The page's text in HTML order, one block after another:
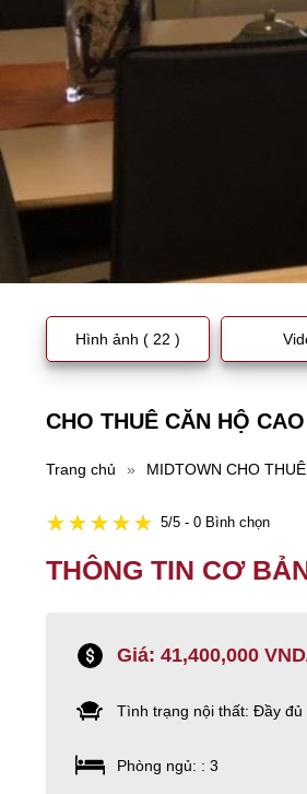
Hình ảnh ( 22 )
CHO THUÊ CĂN HỘ
Trang chủ » MIDTOWN CHO THUÊ
5/5 - 0 Bình chọn
THÔNG TIN CƠ
Giá: 41,400,000
Tình trạng nội thất: Đầy đủ
Phòng ngủ: : 3